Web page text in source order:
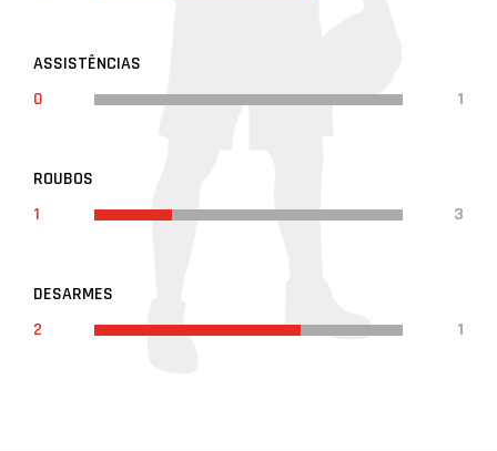
ASSISTÊNCIAS
0
1
ROUBOS
1
3
DESARMES
2
1